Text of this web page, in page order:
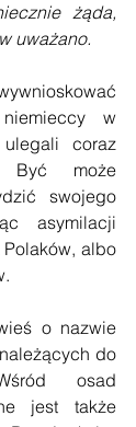
żąda,
uważano.
w
coraz
Być może
swojego
asymilacji
albo
o nazwie
do
osad
jest także